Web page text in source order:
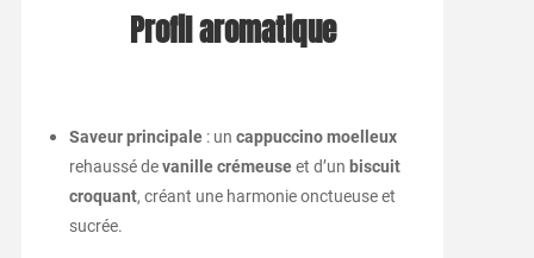
Profil aromatique
Saveur principale: un cappuccino moelleux
rehaussé devanille crémeuseet d’un biscuit
croquant, créant une harmonie onctueuse et
sucrée.